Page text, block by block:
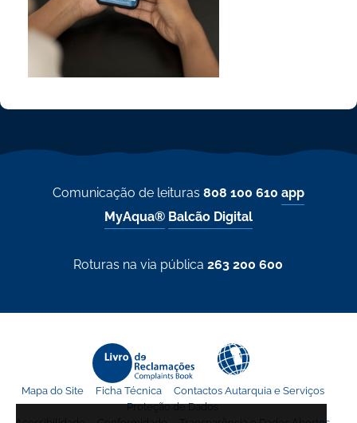
Comunicação de leituras 808 100 610 app
MyAqua® Balcão Digital
Roturas na via pública263 200 600
Mapa do Site Ficha Técnica
Contactos Autarquia e Serviços
Proteção de Dados